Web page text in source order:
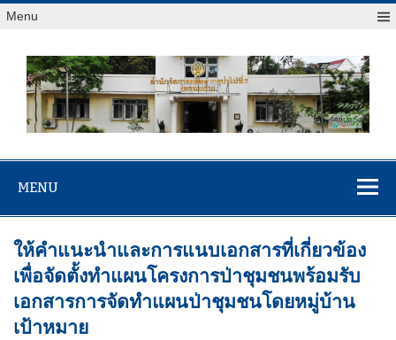
Menu
สจป.ที่ 7
(ขอนแก่น)
MENU
ให้คำแนะนำและการแนบเอกสารที่เกี่ยวข้อง
เพื่อจัดตั้งทำแผนโครงการป่าชุมชนพร้อมรับ
เอกสารการจัดทำแผนป่าชุมชนโดยหมู่บ้าน
เป้าหมาย